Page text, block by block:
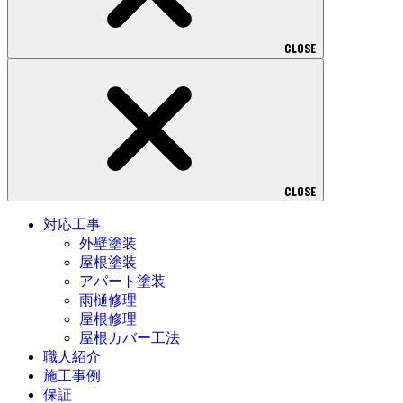
CLOSE
CLOSE
対応工事
外壁塗装
屋根塗装
アパート塗装
雨樋修理
屋根修理
屋根カバー工法
職人紹介
施工事例
保証